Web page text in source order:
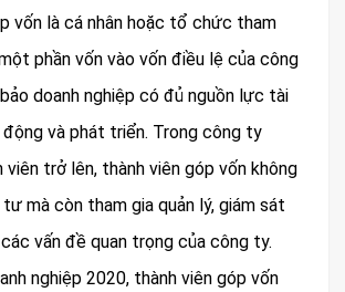
vốn là cá nhân hoặc tổ chức tham
phần vốn vào vốn điều lệ của công
doanh nghiệp có đủ nguồn lực tài
và phát triển. Trong công ty
viên trở lên, thành viên góp vốn không
mà còn tham gia quản lý, giám sát
vấn đề quan trọng của công ty.
nghiệp 2020, thành viên góp vốn